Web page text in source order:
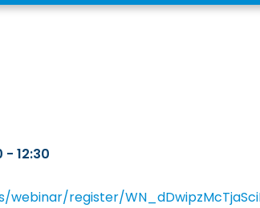
- 12:30
webinar/register/